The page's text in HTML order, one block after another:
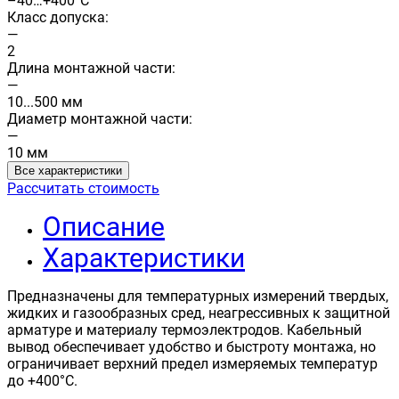
Класс допуска:
—
2
Длина монтажной части:
—
10...500 мм
Диаметр монтажной части:
—
10 мм
Все характеристики
Рассчитать стоимость
Описание
Характеристики
Предназначены для температурных измерений твердых,
жидких и газообразных сред, неагрессивных к защитной
арматуре и материалу термоэлектродов. Кабельный
вывод обеспечивает удобство и быстроту монтажа, но
ограничивает верхний предел измеряемых температур
до +400°С.